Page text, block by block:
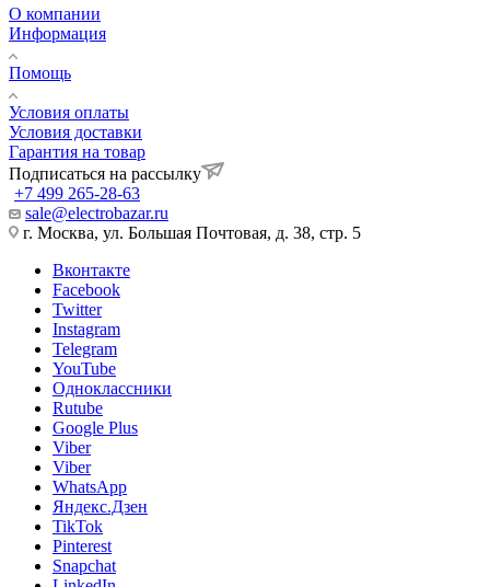
О компании
Информация
Помощь
Условия оплаты
Условия доставки
Гарантия на товар
Подписаться на рассылку
+7 499 265-28-63
sale@electrobazar.ru
г. Москва, ул. Большая Почтовая, д. 38, стр. 5
Вконтакте
Facebook
Twitter
Instagram
Telegram
YouTube
Одноклассники
Rutube
Google Plus
Viber
Viber
WhatsApp
Яндекс.Дзен
TikTok
Pinterest
Snapchat